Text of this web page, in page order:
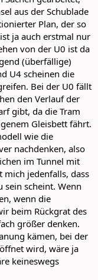
aus der Schublade
Plan, der so
ja auch erstmal nur
von der U0 ist da
(überfällige)
U4 scheinen die
Bei der U0 fällt
den Verlauf der
gibt, da die Tram
Gleisbett fährt.
wie die
nachdenken, also
im Tunnel mit
mich jedenfalls, dass
scheint. Wenn
wenn die
beim Rückgrat des
größer denken.
kämen, bei der
wird, wäre ja
keineswegs